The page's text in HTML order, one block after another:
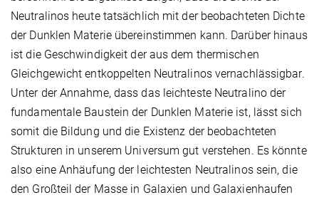
Neutralinos heute tatsächlich mit der beobachteten Dichte
der Dunklen Materie übereinstimmen kann. Darüber hinaus
ist die Geschwindigkeit der aus dem thermischen
Gleichgewicht entkoppelten Neutralinos vernachlässigbar.
Unter der Annahme, dass das leichteste Neutralino der
fundamentale Baustein der Dunklen Materie ist, lässt sich
somit die Bildung und die Existenz der beobachteten
Strukturen in unserem Universum gut verstehen. Es könnte
also eine Anhäufung der leichtesten Neutralinos sein, die
den Großteil der Masse in Galaxien und Galaxienhaufen